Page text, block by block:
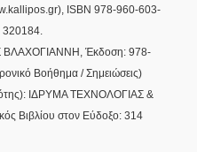
ISBN 978-960-603-
320184.
Έκδοση: 978-
Βοήθημα / Σημειώσεις)
ΙΔΡΥΜΑ ΤΕΧΝΟΛΟΓΙΑΣ &
Βιβλίου στον Εύδοξο: 314